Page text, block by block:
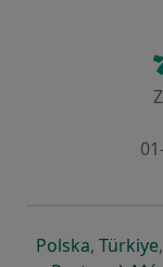
Polskase
, Türkiye,